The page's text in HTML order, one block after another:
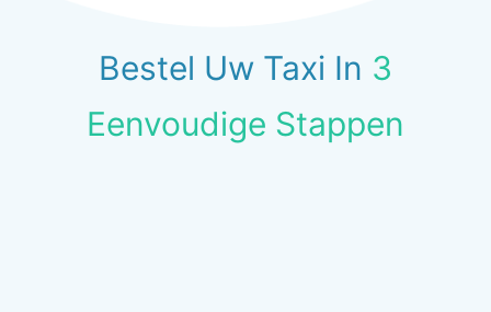
Bestel Uw Taxi In 3
Eenvoudige Stappen